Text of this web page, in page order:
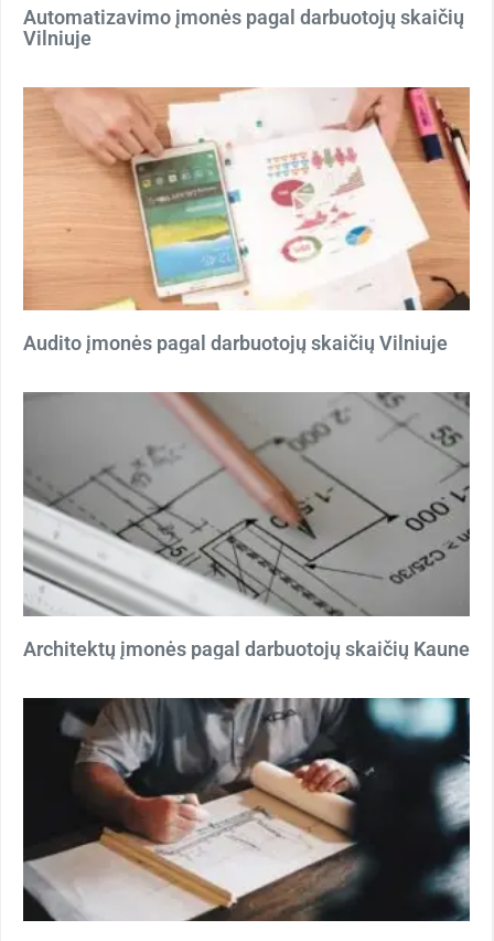
Automatizavimo įmonės pagal darbuotojų skaičių
Vilniuje
Audito įmonės pagal darbuotojų skaičių Vilniuje
Architektų įmonės pagal darbuotojų skaičių Kaune